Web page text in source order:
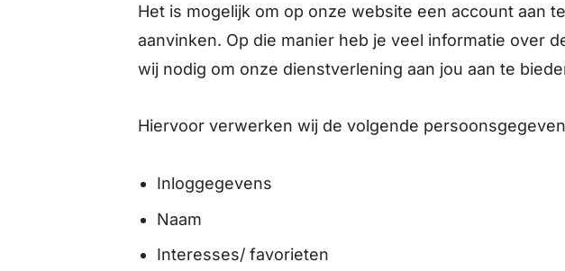
Het is mogelijk om op onze website een account aan
aanvinken. Op die manier heb je veel informatie over
wij nodig om onze dienstverlening aan jou aan te
Hiervoor verwerken wij de volgende
Inloggegevens
Naam
Interesses/ favorieten